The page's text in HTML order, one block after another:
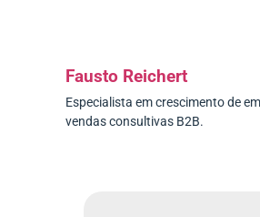
Fausto Reichert
Especialista em crescimento de
vendas consultivas B2B.